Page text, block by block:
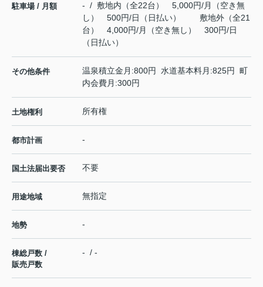
駐車場 / 月額
- / 敷地内（全22台） 5,000円/月（空き無
し） 500円/日（日払い） 敷地外（全21
台） 4,000円/月（空き無し） 300円/日
（日払い）
その他条件
温泉積立金月:800円 水道基本料月:825円 町
内会費月:300円
土地権利 所有権
都市計画 -
国土法届出要否 不要
用途地域 無指定
地勢 -
棟総戸数 /
販売戸数
- / -